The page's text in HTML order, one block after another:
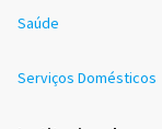
Saúde
Serviços Domésticos